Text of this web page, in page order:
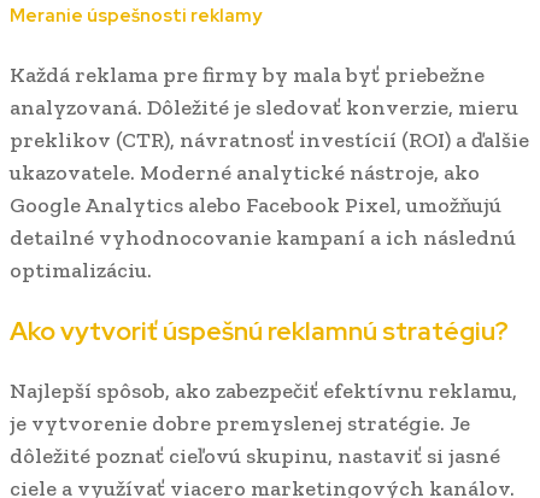
Meranie úspešnosti reklamy
Každá reklama pre firmy by mala byť priebežne
analyzovaná. Dôležité je sledovať konverzie, mieru
preklikov (CTR), návratnosť investícií (ROI) a ďalšie
ukazovatele. Moderné analytické nástroje, ako
Google Analytics alebo Facebook Pixel, umožňujú
detailné vyhodnocovanie kampaní a ich následnú
optimalizáciu.
Ako vytvoriť úspešnú reklamnú stratégiu?
Najlepší spôsob, ako zabezpečiť efektívnu reklamu,
je vytvorenie dobre premyslenej stratégie. Je
dôležité poznať cieľovú skupinu, nastaviť si jasné
ciele a využívať viacero marketingových kanálov.